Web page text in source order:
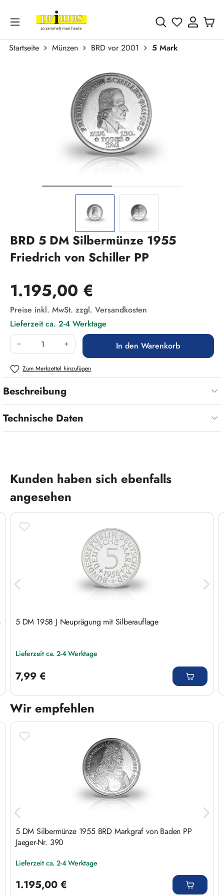
Zum Hauptinhalt springen
Du hast 0
Startseite Münzen BRD vor 2001
5 Mark
BRD 5 DM Silbermünze 1955
Friedrich von Schiller PP
Regulärer Preis:
1.195,00 €
Preise inkl. MwSt. zzgl. Versandkosten
Lieferzeit ca. 2-4 Werktage
Produkt Anzahl: Gib den gewünschten Wert
In den Warenkorb
Zum Merkzettel hinzufügen
Beschreibung
Technische Daten
Produktgalerie überspringen
Kunden haben sich ebenfalls
angesehen
5 DM 1958 J Neuprägung mit Silberauflage
Lieferzeit ca. 2-4 Werktage
7,99 €
Wir empfehlen
Produktgalerie überspringen
5 DM Silbermünze 1955 BRD Markgraf von Baden PP
Jaeger-Nr. 390
Lieferzeit ca. 2-4 Werktage
1.195,00 €